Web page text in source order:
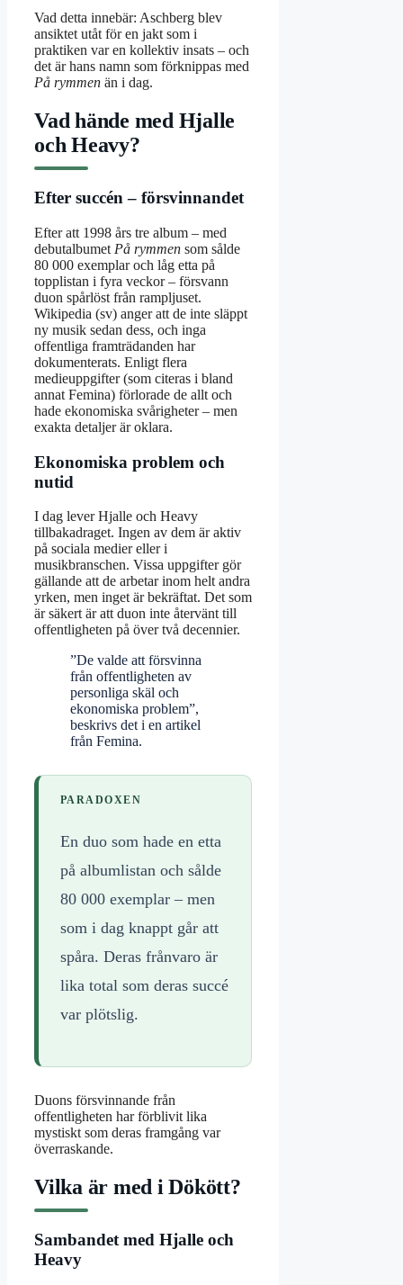
Vad detta innebär: Aschberg blev
ansiktet utåt för en jakt som i
praktiken var en kollektiv insats – och
det är hans namn som förknippas med
På rymmen än i dag.
Vad hände med Hjalle
och Heavy?
Efter succén – försvinnandet
Efter att 1998 års tre album – med
debutalbumet På rymmen som sålde
80 000 exemplar och låg etta på
topplistan i fyra veckor – försvann
duon spårlöst från rampljuset.
Wikipedia (sv) anger att de inte släppt
ny musik sedan dess, och inga
offentliga framträdanden har
dokumenterats. Enligt flera
medieuppgifter (som citeras i bland
annat Femina) förlorade de allt och
hade ekonomiska svårigheter – men
exakta detaljer är oklara.
Ekonomiska problem och
nutid
I dag lever Hjalle och Heavy
tillbakadraget. Ingen av dem är aktiv
på sociala medier eller i
musikbranschen. Vissa uppgifter gör
gällande att de arbetar inom helt andra
yrken, men inget är bekräftat. Det som
är säkert är att duon inte återvänt till
offentligheten på över två decennier.
”De valde att försvinna
från offentligheten av
personliga skäl och
ekonomiska problem”,
beskrivs det i en artikel
från Femina.
PARADOXEN
En duo som hade en etta
på albumlistan och sålde
80 000 exemplar – men
som i dag knappt går att
spåra. Deras frånvaro är
lika total som deras succé
var plötslig.
Duons försvinnande från
offentligheten har förblivit lika
mystiskt som deras framgång var
överraskande.
Vilka är med i Dökött?
Sambandet med Hjalle och
Heavy